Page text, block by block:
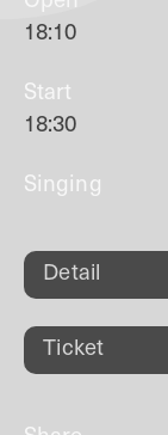
18:10
Start
18:30
Singing
Detail
Ticket